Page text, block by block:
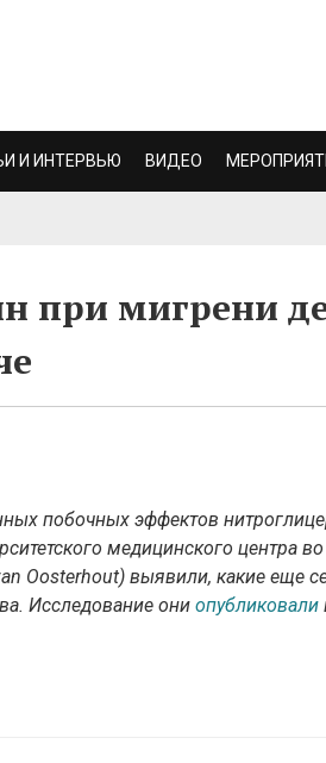
И ИНТЕРВЬЮ ВИДЕО
при мигрени
побочных эффектов
медицинского центра
Oosterhout) выявили, какие еще
Исследование они опубликовали